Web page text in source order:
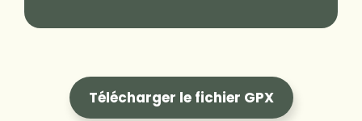
Télécharger le fichier GPX